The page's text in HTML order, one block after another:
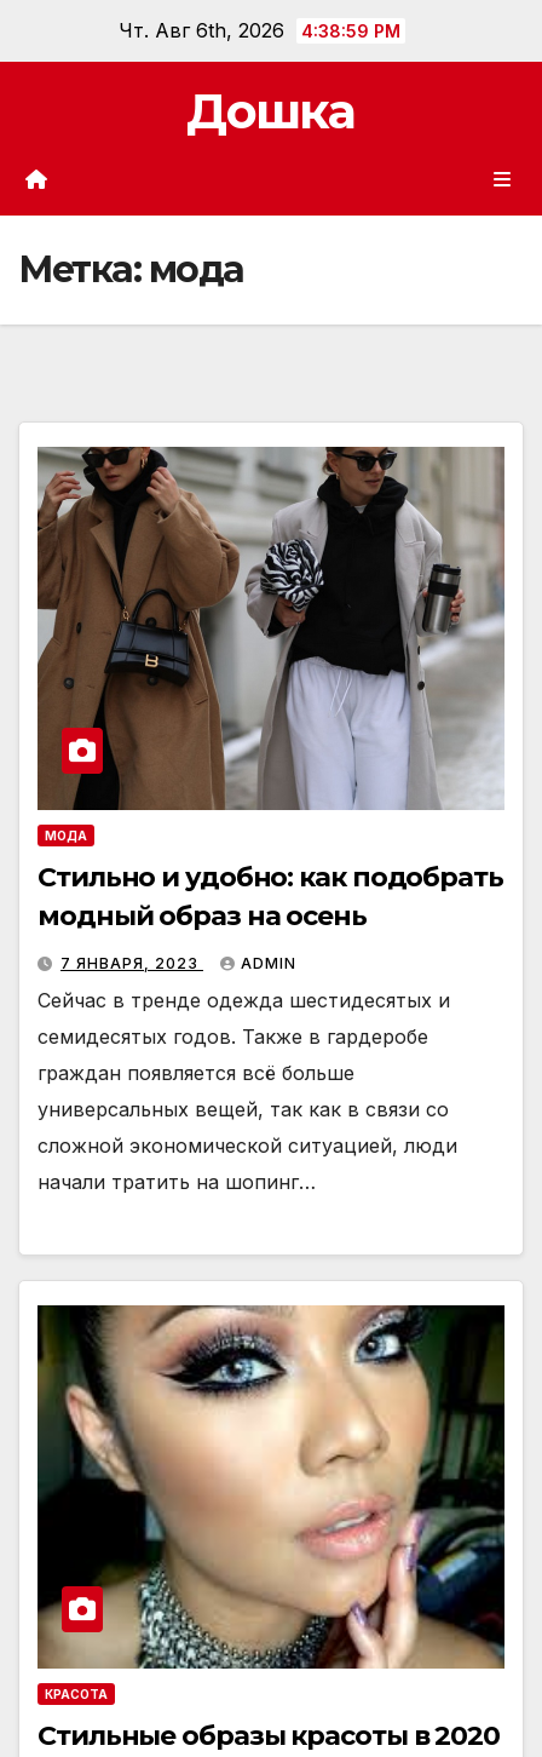
Чт. Авг 6th, 2026 4:39:01 PM
Дошка
Метка: мода
МОДА
Стильно и удобно: как подобрать
модный образ на осень
7 ЯНВАРЯ, 2023 ADMIN
Сейчас в тренде одежда шестидесятых и
семидесятых годов. Также в гардеробе
граждан появляется всё больше
универсальных вещей, так как в связи со
сложной экономической ситуацией, люди
начали тратить на шопинг…
КРАСОТА
Стильные образы красоты в 2020